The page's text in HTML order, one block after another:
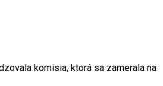
komisia, ktorá sa zamerala na